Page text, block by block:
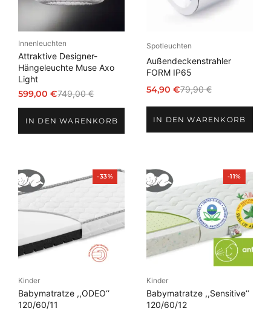
Innenleuchten
Attraktive Designer-
Hängeleuchte Muse Axo
Light
749,00€
Ursprünglicher
war:
599,00€
Aktueller
ist:IN DEN WARENKORB
Spotleuchten
Außendeckenstrahler
FORM IP65
79,90€
Ursprünglicher
Preis
war:
79,90 €
54,90 €
Aktueller
Preis
ist:
54,90 €.
IN DEN WARENKORB
-33%Produkt
im
Kinder
Babymatratze ,,ODEO‘‘
120/60/11
-11%Produkt
im
Angebot
Kinder
Babymatratze ,,Sensitive‘‘
120/60/12